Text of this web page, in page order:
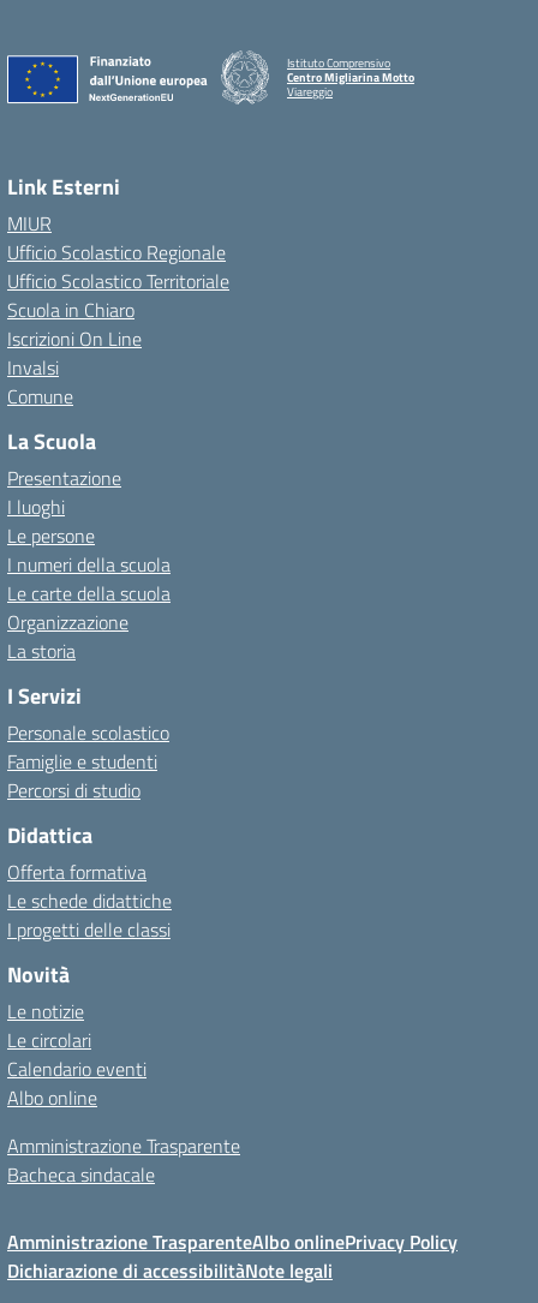
Istituto Comprensivo
Centro Migliarina Motto
Viareggio
Link Esterni
MIUR
Ufficio Scolastico Regionale
Ufficio Scolastico Territoriale
Scuola in Chiaro
Iscrizioni On Line
Invalsi
Comune
La Scuola
Presentazione
I luoghi
Le persone
I numeri della scuola
Le carte della scuola
Organizzazione
La storia
I Servizi
Personale scolastico
Famiglie e studenti
Percorsi di studio
Didattica
Offerta formativa
Le schede didattiche
I progetti delle classi
Novità
Le notizie
Le circolari
Calendario eventi
Albo online
Amministrazione Trasparente
Bacheca sindacale
Amministrazione TrasparenteAlbo onlinePrivacy Policy
Dichiarazione di accessibilitàNote legali